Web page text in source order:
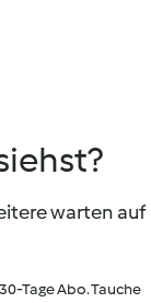
warten auf
Tage Abo. Tauche